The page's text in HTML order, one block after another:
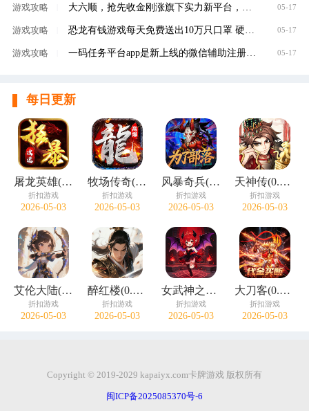
游戏攻略 05-17
游戏攻略 05-17
游戏攻略 一码任务平台app是新上线的微信辅助注册赚钱平 05-17
每日更新
屠龙英雄(神魔狂暴攻速单职)
折扣游戏
2026-05-03
牧场传奇(终身红包免费版)
折扣游戏
2026-05-03
风暴奇兵(0.05折万元真充)
折扣游戏
2026-05-03
天神传(0.1折苍穹神武三国)
折扣游戏
2026-05-03
艾伦大陆(0.05折十二国记)
折扣游戏
2026-05-03
醉红楼(0.05折一剑无敌)
折扣游戏
2026-05-03
女武神之剑(0.1折天使之剑)
折扣游戏
2026-05-03
大刀客(0.05折绝情一刀买断版)
折扣游戏
2026-05-03
Copyright © 2019-2029 kapaiyx.com卡牌游戏 版权所有
闽ICP备2025085370号-6